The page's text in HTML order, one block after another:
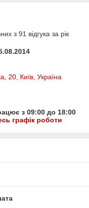
з 91 відгука за рік
20, Київ, Україна
з 09:00 до 18:00
графік роботи